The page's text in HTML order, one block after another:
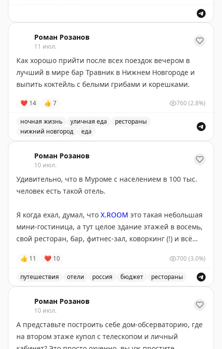
Роман Розанов
11 июл.
Как хорошо прийти после всех поездок вечером в
лучший в мире бар Травник в Нижнем Новгороде и
выпить коктейль с белыми грибами и корешками.
❤ 14 👍 7 760(2.8%)
ночная жизнь уличная еда
рестораны
нижний новгород
еда
Роман Розанов
10 июл.
Удивительно, что в Муроме с населением в 100 тыс.
человек есть такой отель.
Я когда ехал, думал, что X.ROOM это такая небольшая
мини-гостиница, а тут целое здание этажей в восемь,
свой ресторан, бар, фитнес-зал, коворкинг (!) и всё
На ресепшене бесплатные карты города с
достопримечательностями и симпатичные сувениры-
калачи (съедобные). Номер большой, с хорошим
матрасом. Завтраки как в приличном Хилтоне, даже
актимель в баночках есть. Круто ещё, что тут свой
прокат велосипедов и самокатов, что-то около 700 ₽ в
день.
👍 11 ❤ 10 700(3.0%)
путешествия отели россия бюджет рестораны
Роман Розанов
10 июл.
А представьте построить себе дом-обсерваторию, где
на втором этаже купол с телескопом и личный